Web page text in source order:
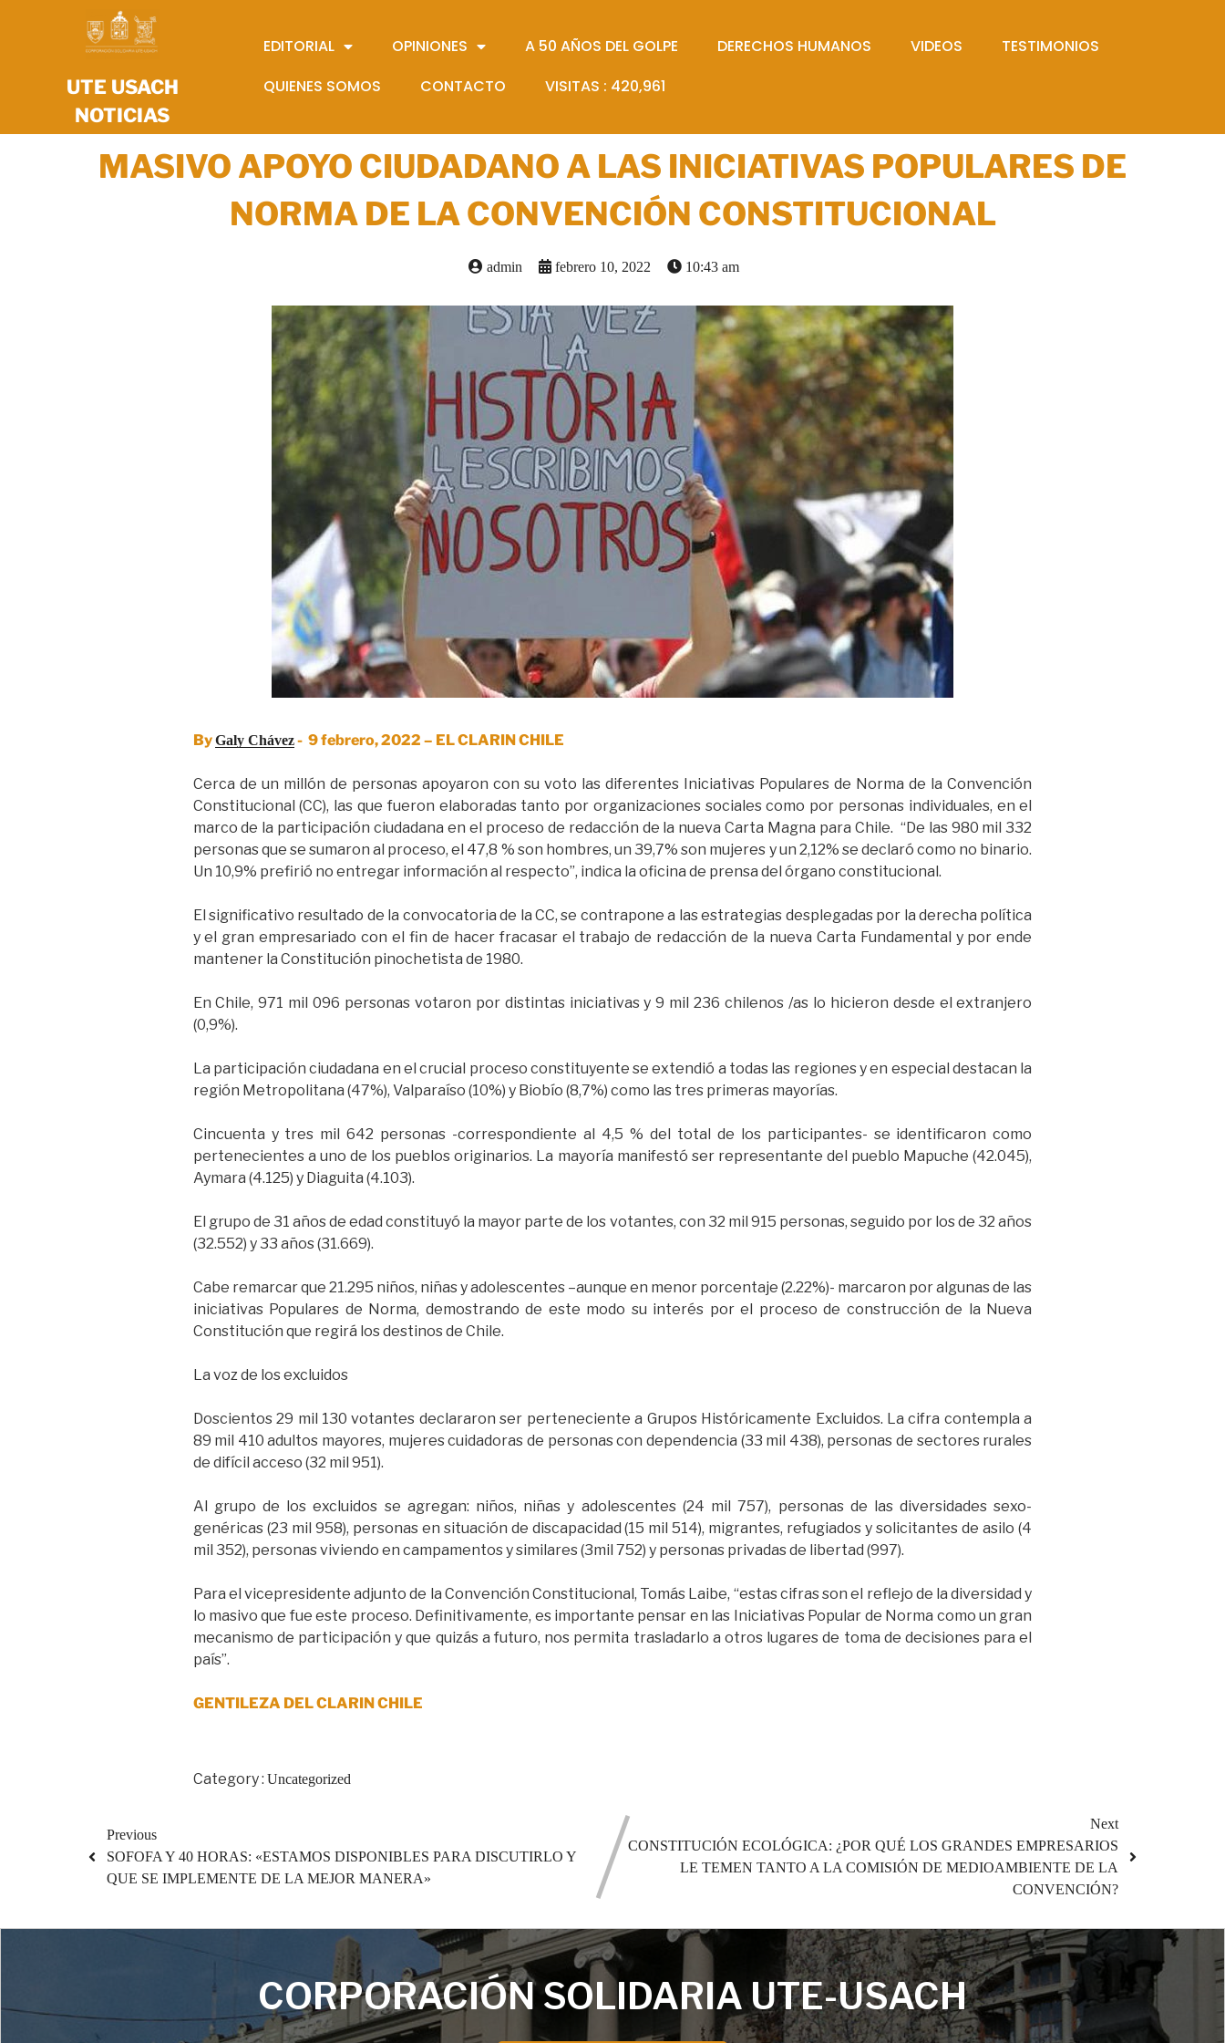
UTE USACH
NOTICIAS
EDITORIAL OPINIONES A 50 AÑOS DEL GOLPE DERECHOS HUMANOS VIDEOS
TESTIMONIOS
QUIENES SOMOS
CONTACTO VISITAS : 420,961
MASIVO APOYO CIUDADANO A LAS INICIATIVAS POPULARES DE
NORMA DE LA CONVENCIÓN CONSTITUCIONAL
admin febrero 10, 2022 10:43 am
ByGaly Chávez- 9 febrero, 2022 – EL CLARIN CHILE
Cerca de un millón de personas apoyaron con su voto las diferentes Iniciativas Populares de Norma de la Convención
Constitucional (CC), las que fueron elaboradas tanto por organizaciones sociales como por personas individuales, en el
marco de la participación ciudadana en el proceso de redacción de la nueva Carta Magna para Chile. “De las 980 mil 332
personas que se sumaron al proceso, el 47,8 % son hombres, un 39,7% son mujeres y un 2,12% se declaró como no binario.
Un 10,9% prefirió no entregar información al respecto”, indica la oficina de prensa del órgano constitucional.
El significativo resultado de la convocatoria de la CC, se contrapone a las estrategias desplegadas por la derecha política
y el gran empresariado con el fin de hacer fracasar el trabajo de redacción de la nueva Carta Fundamental y por ende
mantener la Constitución pinochetista de 1980.
En Chile, 971 mil 096 personas votaron por distintas iniciativas y 9 mil 236 chilenos /as lo hicieron desde el extranjero
(0,9%).
La participación ciudadana en el crucial proceso constituyente se extendió a todas las regiones y en especial destacan la
región Metropolitana (47%), Valparaíso (10%) y Biobío (8,7%) como las tres primeras mayorías.
Cincuenta y tres mil 642 personas -correspondiente al 4,5 % del total de los participantes- se identificaron como
pertenecientes a uno de los pueblos originarios. La mayoría manifestó ser representante del pueblo Mapuche (42.045),
Aymara (4.125) y Diaguita (4.103).
El grupo de 31 años de edad constituyó la mayor parte de los votantes, con 32 mil 915 personas, seguido por los de 32 años
(32.552) y 33 años (31.669).
Cabe remarcar que 21.295 niños, niñas y adolescentes –aunque en menor porcentaje (2.22%)- marcaron por algunas de las
iniciativas Populares de Norma, demostrando de este modo su interés por el proceso de construcción de la Nueva
Constitución que regirá los destinos de Chile.
La voz de los excluidos
Doscientos 29 mil 130 votantes declararon ser perteneciente a Grupos Históricamente Excluidos. La cifra contempla a
89 mil 410 adultos mayores, mujeres cuidadoras de personas con dependencia (33 mil 438), personas de sectores rurales
de difícil acceso (32 mil 951).
Al grupo de los excluidos se agregan: niños, niñas y adolescentes (24 mil 757), personas de las diversidades sexo-
genéricas (23 mil 958), personas en situación de discapacidad (15 mil 514), migrantes, refugiados y solicitantes de asilo (4
mil 352), personas viviendo en campamentos y similares (3mil 752) y personas privadas de libertad (997).
Para el vicepresidente adjunto de la Convención Constitucional, Tomás Laibe, “estas cifras son el reflejo de la diversidad y
lo masivo que fue este proceso. Definitivamente, es importante pensar en las Iniciativas Popular de Norma como un gran
mecanismo de participación y que quizás a futuro, nos permita trasladarlo a otros lugares de toma de decisiones para el
país”.
GENTILEZA DEL CLARIN CHILE
Category : Uncategorized
Previous
SOFOFA Y 40 HORAS: «ESTAMOS DISPONIBLES PARA DISCUTIRLO Y
QUE SE IMPLEMENTE DE LA MEJOR MANERA»
Next
CONSTITUCIÓN ECOLÓGICA: ¿POR QUÉ LOS GRANDES EMPRESARIOS
LE TEMEN TANTO A LA COMISIÓN DE MEDIOAMBIENTE DE LA
CONVENCIÓN?
CORPORACIÓN SOLIDARIA UTE-USACH